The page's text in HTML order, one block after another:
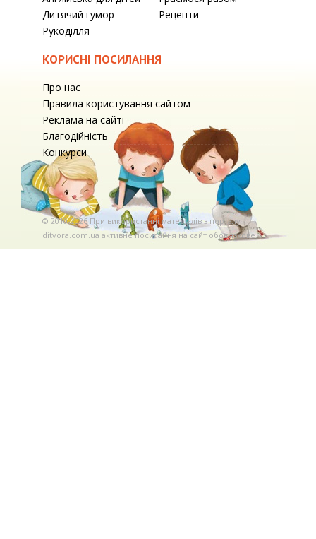
Дитячий гумор
Рецепти
Рукоділля
КОРИСНІ ПОСИЛАННЯ
Про нас
Правила користування сайтом
Реклама на сайті
Благодійність
Конкурси
© 2010-2026 При використаннi матерiалiв з порталу
ditvora.com.ua активне посилання на сайт обов'язкове. .